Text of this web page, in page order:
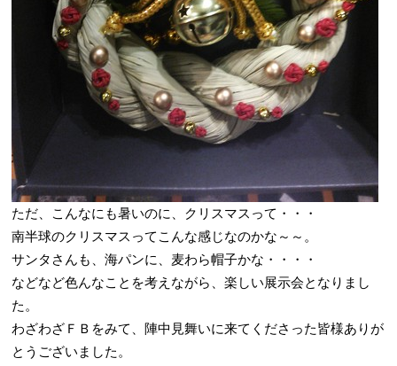
ただ、こんなにも暑いのに、クリスマスって・・・
南半球のクリスマスってこんな感じなのかな～～。
サンタさんも、海パンに、麦わら帽子かな・・・・
などなど色んなことを考えながら、楽しい展示会となりまし
た。
わざわざＦＢをみて、陣中見舞いに来てくださった皆様ありが
とうございました。